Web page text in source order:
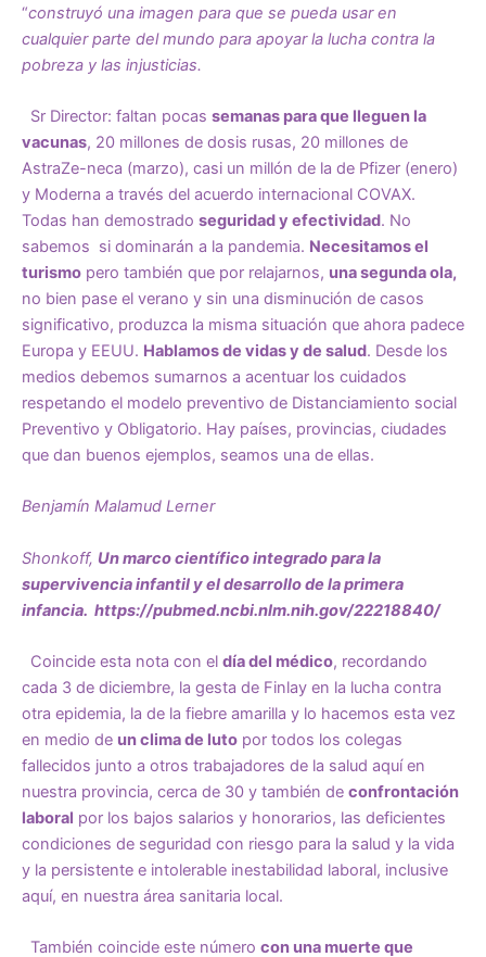
“construyó una imagen para que se pueda usar en
cualquier parte del mundo para apoyar la lucha contra la
pobreza y las injusticias.
Sr Director: faltan pocas semanas para que lleguen la
vacunas, 20 millones de dosis rusas, 20 millones de
AstraZe-neca (marzo), casi un millón de la de Pfizer (enero)
y Moderna a través del acuerdo internacional COVAX.
Todas han demostrado seguridad y efectividad. No
sabemos si dominarán a la pandemia. Necesitamos el
turismo pero también que por relajarnos, una segunda ola,
no bien pase el verano y sin una disminución de casos
significativo, produzca la misma situación que ahora padece
Europa y EEUU. Hablamos de vidas y de salud. Desde los
medios debemos sumarnos a acentuar los cuidados
respetando el modelo preventivo de Distanciamiento social
Preventivo y Obligatorio. Hay países, provincias, ciudades
que dan buenos ejemplos, seamos una de ellas.
Benjamín Malamud Lerner
Shonkoff, Un marco científico integrado para la
supervivencia infantil y el desarrollo de la primera
infancia. https://pubmed.ncbi.nlm.nih.gov/22218840/
Coincide esta nota con el día del médico, recordando
cada 3 de diciembre, la gesta de Finlay en la lucha contra
otra epidemia, la de la fiebre amarilla y lo hacemos esta vez
en medio de un clima de luto por todos los colegas
fallecidos junto a otros trabajadores de la salud aquí en
nuestra provincia, cerca de 30 y también de confrontación
laboral por los bajos salarios y honorarios, las deficientes
condiciones de seguridad con riesgo para la salud y la vida
y la persistente e intolerable inestabilidad laboral, inclusive
aquí, en nuestra área sanitaria local.
También coincide este número con una muerte que